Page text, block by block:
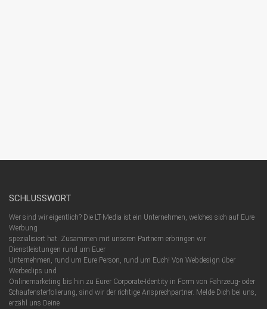
SCHLUSSWORT
Wer sind wir eigentlich? Die LT-Media ist ein Unternehmen, welches sich auf Eure
Werbung
spezialisiert hat. Zusammen mit unseren Partnern erbringen wir
Dienstleistungen rund um Euer
Unternehmen, rund um Eure Person, rund um Euch! Von Webdesign über
Werbeclips und
Onlinemarketing bis hin zu Eurer Corporate-Identity in Form von Fahrzeug- oder
Schaufensterfolierung, sind wir der richtige Ansprechpartner. Melde Dich bei uns,
erzähl uns Deine